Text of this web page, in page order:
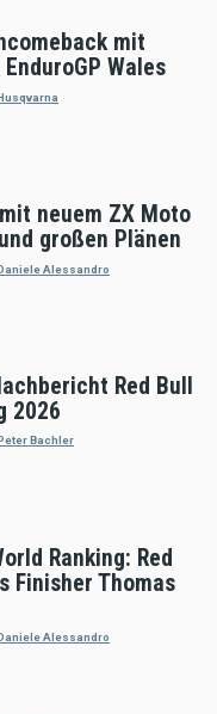
mit
Wales
neuem ZX Moto
großen Plänen
Alessandro
Red Bull
2026
Peter Bachler
Ranking: Red
Finisher Thomas
Alessandro